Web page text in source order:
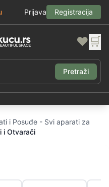
Prijava Registracija
❤️ 🛒
Pretraži
i Posuđe - Svi aparati za
i Otvarači